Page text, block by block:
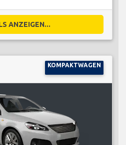
ANZEIGEN...
KOMPAKTWAGEN